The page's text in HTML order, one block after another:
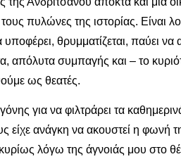
πυλώνες της ιστορίας. Είναι
θρυμματίζεται, παύει
απόλυτα συμπαγής και – το
ως θεατές.
για να φιλτράρει τα
είχε ανάγκη να ακουστεί η
λόγω της άγνοιάς μου στο